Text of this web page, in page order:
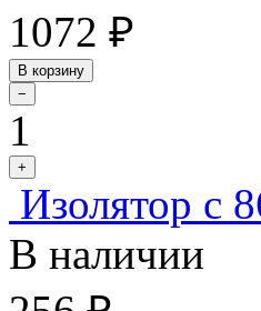
1072 ₽
В корзину
−
1
+
Изолятор с
В наличии